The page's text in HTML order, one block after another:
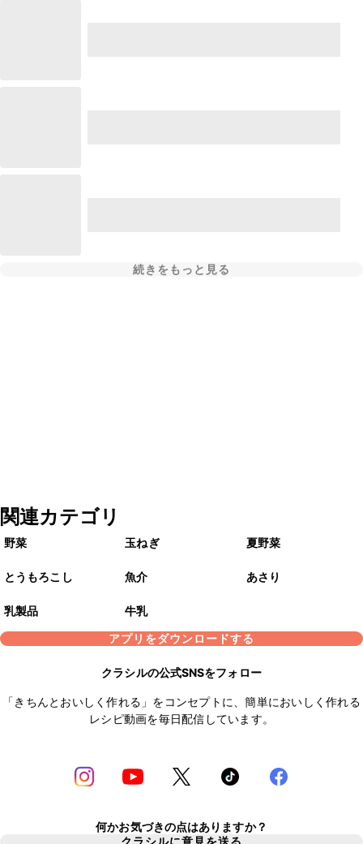
続きをもっと見る
関連カテゴリ
野菜 玉ねぎ 夏野菜
とうもろこし 魚介 あさり
乳製品
牛乳
アプリをダウンロードする
クラシルの公式SNSをフォロー
「きちんとおいしく作れる」をコンセプトに、簡単においしく作れる
レシピ動画を毎日配信しています。
何かお気づきの点はありますか？
クラシルに意見を送る